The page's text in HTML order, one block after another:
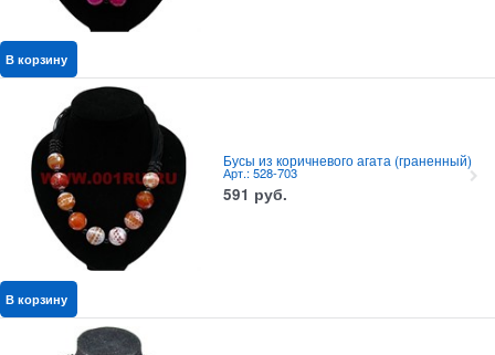
В корзину
Бусы из коричневого агата (граненный)
Арт.: 528-703
591 руб.
В корзину